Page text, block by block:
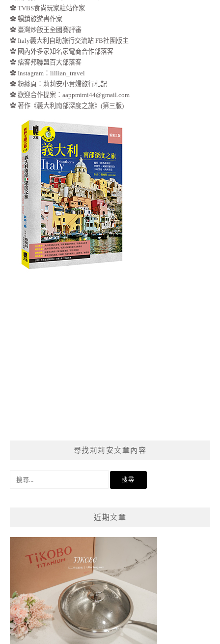
✿ TVBS食尚玩家駐站作家
✿ 暢銷旅遊書作家
✿ 臺灣炒飯王全國賽評審
✿ Italy義大利自助旅行交流站 FB社團版主
✿ 國內外多家知名家電商合作部落客
✿ 痞客邦聯盟百大部落客
✿ Instagram：lillian_travel
✿ 粉絲頁：莉莉安小貴婦旅行札記
✿ 歡迎合作提案： aappmimi44@gmail.com
✿ 著作《義大利南部深度之旅》(第三版)
尋找莉莉安文章內容
近期文章